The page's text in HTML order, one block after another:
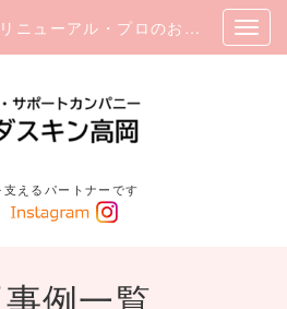
富山のリフォーム・店舗リニューアル・プロのお掃除｜ダスキン高岡
えるパートナーです
例一覧